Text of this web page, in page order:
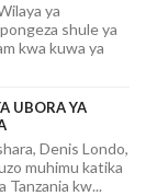
ya
shule ya
kwa kuwa ya
UBORA YA
Denis Londo,
muhimu katika
Tanzania kw...